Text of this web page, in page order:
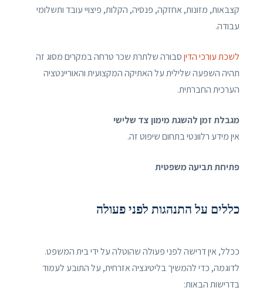
קצבאות, מזונות, אחזקה, פנסיה, הקלות, פיצויי עובד ותשלומי
עבודה.
לשכת עורכי הדיןסבורה שלתרת שכר טרחה במקרים מסוג זה
תהיה השפעה שלילית על האתיקה המקצועית והאוריינטציה
הערכית החברתית.
מגבלת זמן להשגת מימון צד שלישי
אין מידע רלוונטי בתחום שיפוט זה.
פתיחת תביעה משפטית
כללים על התנהגות לפני פעולה
ככלל, אין דרישה לפני פעולה שהוטלה על ידי בית המשפט.
לדוגמה, כדי להמשיך בליטיגציה אזרחית, על התובע לעמוד
בדרישות הבאות: